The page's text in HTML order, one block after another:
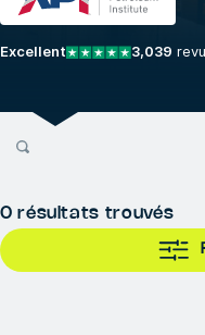
Excellent 3,039
0 résultats trouvés